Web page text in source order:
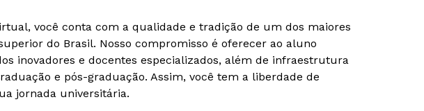
você conta com a qualidade e tradição de um dos maiores
do Brasil. Nosso compromisso é oferecer ao aluno
inovadores e docentes especializados, além de infraestrutura
e pós-graduação. Assim, você tem a liberdade de
jornada universitária.